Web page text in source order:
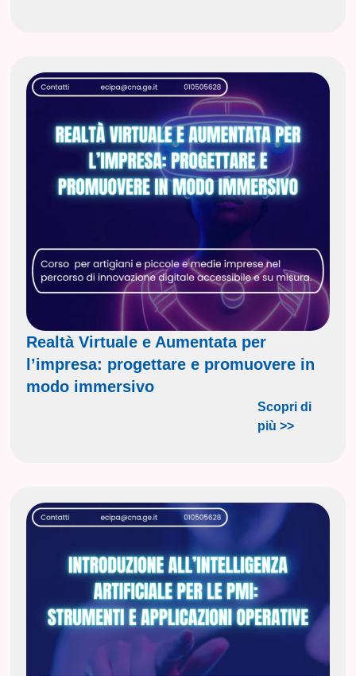
Realtà Virtuale e Aumentata per
l’impresa: progettare e promuovere in
modo immersivo
Scopri di
più >>